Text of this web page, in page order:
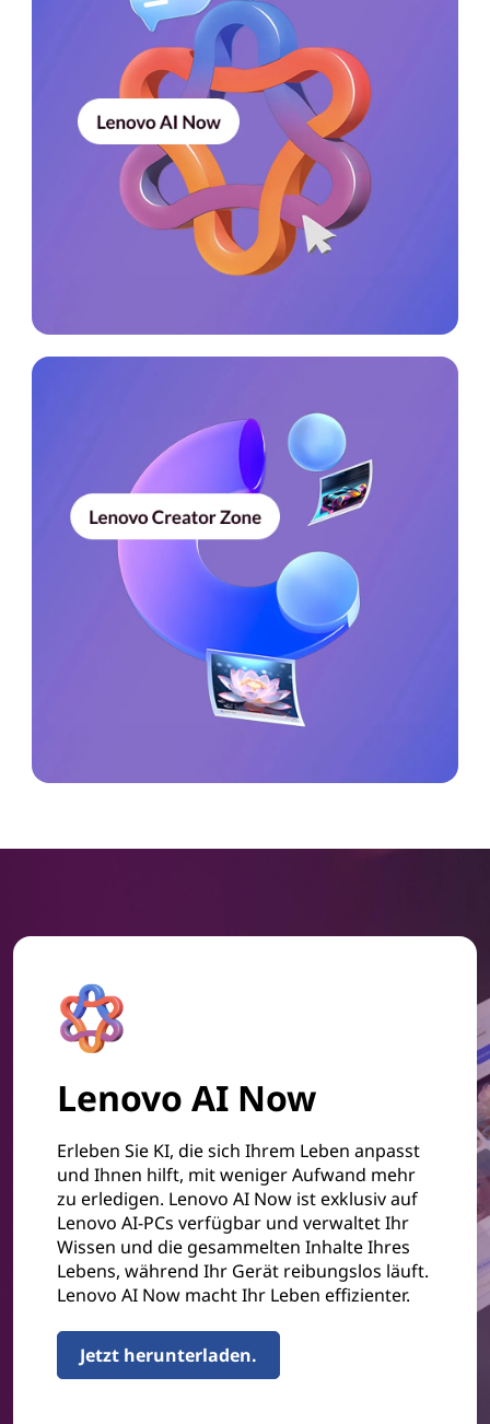
Lenovo AI Now
Erleben Sie KI, die sich Ihrem Leben anpasst
und Ihnen hilft, mit weniger Aufwand mehr
zu erledigen. Lenovo AI Now ist exklusiv auf
Lenovo AI-PCs verfügbar und verwaltet Ihr
Wissen und die gesammelten Inhalte Ihres
Lebens, während Ihr Gerät reibungslos läuft.
Lenovo AI Now macht Ihr Leben effizienter.
Jetzt herunterladen.